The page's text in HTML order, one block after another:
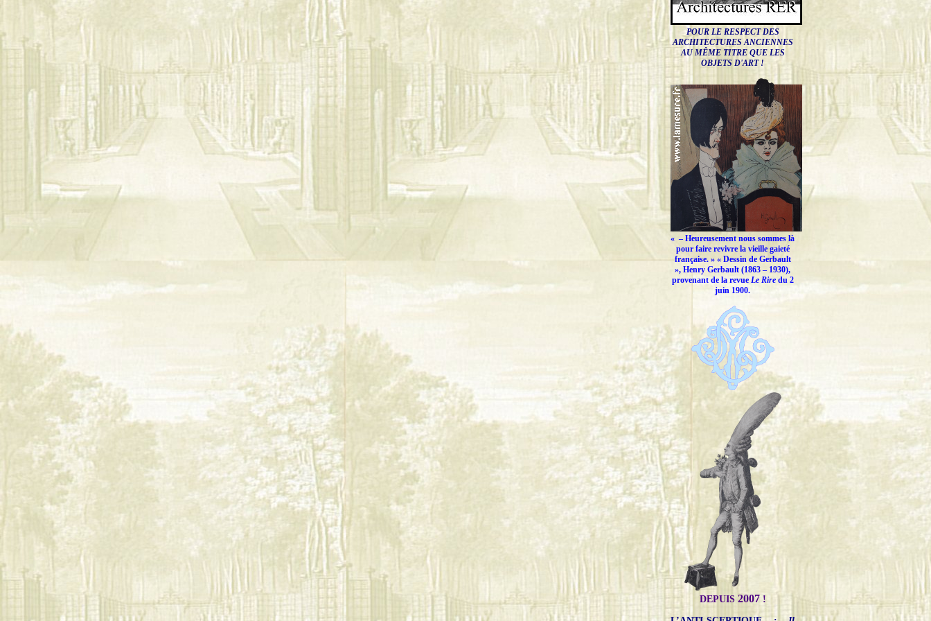
POUR LE RESPECT DES
ARCHITECTURES ANCIENNES
AU MÊME TITRE QUE LES
OBJETS D'ART !
« – Heureusement nous sommes là
pour faire revivre la vieille gaieté
française.» « Dessin de Gerbault
», Henry Gerbault (1863 – 1930),
provenant de la revue Le Riredu 2
juin 1900.
DEPUIS 2007!